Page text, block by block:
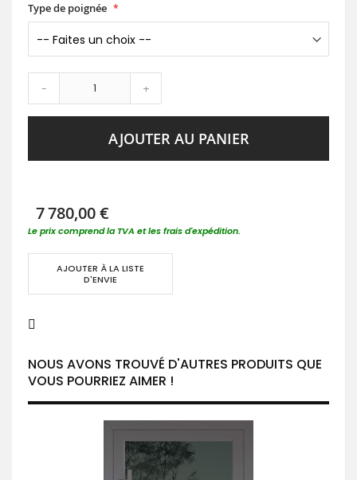
Type de poignée
- +
AJOUTER AU PANIER
7 780,00 €
Le prix comprend la TVA et les frais d'expédition.
AJOUTER À LA LISTE
D'ENVIE
NOUS AVONS TROUVÉ D'AUTRES PRODUITS QUE
VOUS POURRIEZ AIMER !